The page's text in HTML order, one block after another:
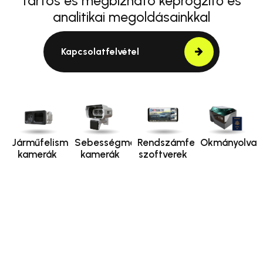
analitikai megoldásainkkal
Kapcsolatfelvétel
Járműfelismerő
kamerák
Sebességmérő
kamerák
Rendszámfelismerő
szoftverek